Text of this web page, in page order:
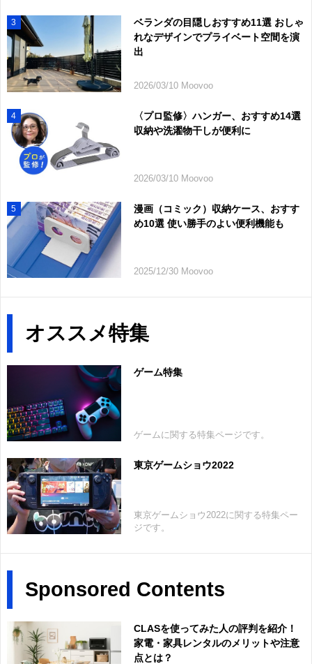
3
ベランダの目隠しおすすめ11選 おしゃ
れなデザインでプライベート空間を演
出
2026/03/10 Moovoo
4
〈プロ監修〉ハンガー、おすすめ14選
収納や洗濯物干しが便利に
2026/03/10 Moovoo
5
漫画（コミック）収納ケース、おすす
め10選 使い勝手のよい便利機能も
2025/12/30 Moovoo
オススメ特集
ゲーム特集
ゲームに関する特集ページです。
東京ゲームショウ2022
東京ゲームショウ2022に関する特集ペー
ジです。
Sponsored Contents
CLASを使ってみた人の評判を紹介！
家電・家具レンタルのメリットや注意
点とは？